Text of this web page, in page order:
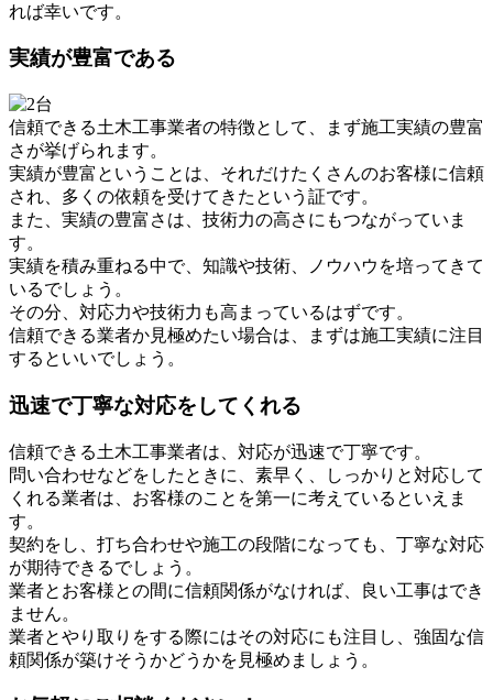
れば幸いです。
実績が豊富である
信頼できる土木工事業者の特徴として、まず施工実績の豊富
さが挙げられます。
実績が豊富ということは、それだけたくさんのお客様に信頼
され、多くの依頼を受けてきたという証です。
また、実績の豊富さは、技術力の高さにもつながっていま
す。
実績を積み重ねる中で、知識や技術、ノウハウを培ってきて
いるでしょう。
その分、対応力や技術力も高まっているはずです。
信頼できる業者か見極めたい場合は、まずは施工実績に注目
するといいでしょう。
迅速で丁寧な対応をしてくれる
信頼できる土木工事業者は、対応が迅速で丁寧です。
問い合わせなどをしたときに、素早く、しっかりと対応して
くれる業者は、お客様のことを第一に考えているといえま
す。
契約をし、打ち合わせや施工の段階になっても、丁寧な対応
が期待できるでしょう。
業者とお客様との間に信頼関係がなければ、良い工事はでき
ません。
業者とやり取りをする際にはその対応にも注目し、強固な信
頼関係が築けそうかどうかを見極めましょう。